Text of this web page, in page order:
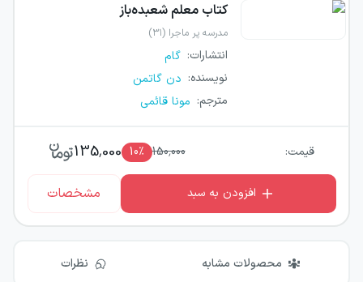
کتاب معلم شعبده‌باز
مدرسه پر ماجرا (۳۱)
انتشارات: گام
نویسنده: دن گاتمن
مترجم: مونا قائمی
قیمت: 150,000
10٪ 135,000
افزودن به سبد مشخصات
محصولات مشابه نظرات